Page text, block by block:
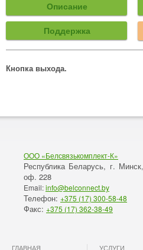
Описание
Поддержка
Кнопка выхода.
ООО «Белсвязькомплект-К»
Республика Беларусь, г. Минск,
оф. 228
Email:info@belconnect.by
Телефон: +375 (17) 300-58-48
Факс: +375 (17) 362-38-49
ГЛАВНАЯ УСЛУГИ